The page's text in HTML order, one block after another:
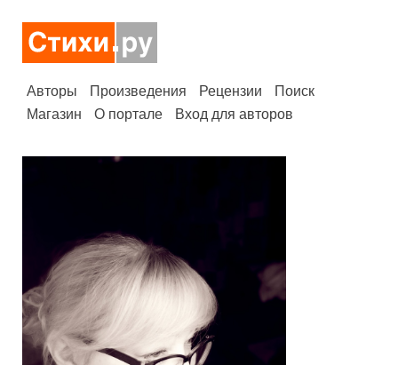
Авторы Произведения Рецензии
Поиск
Магазин
О портале Вход для авторов